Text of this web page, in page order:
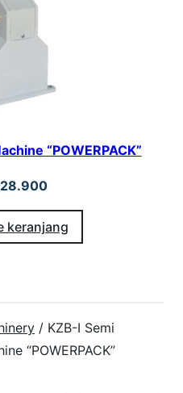
“POWERPACK”
keranjang
/ KZB-I Semi
“POWERPACK”